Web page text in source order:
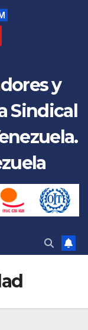
y
Sindical